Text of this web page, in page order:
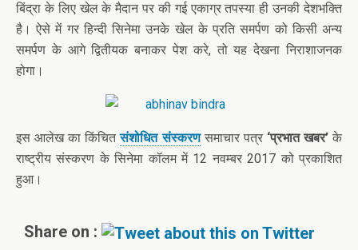
बिंद्रा के लिए खेल के मैदान पर की गई एकाग्र तपस्या ही उनकी देशभक्ति
है। ऐसे में गर हिन्दी सिनेमा उनके खेल के प्रति समर्पण को किसी अन्य
समर्पण के आगे द्वितीयक बनाकर पेश करे, तो यह देखना निराशाजनक
होगा।
इस आलेख का किंचितसंशोधित संस्करणसमाचार पत्र‘प्रभात खबर’के
राष्ट्रीय संस्करण के सिनेमा कॉलम में 12 नवम्बर 2017 को प्रकाशित
हुआ।
Share on :